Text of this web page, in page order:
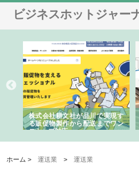
ビジネスホットジャー
株式会社耕文社が品川で実現す
る販促物製作から配送までワン
ストップ対応
ホーム >運送業 >運送業